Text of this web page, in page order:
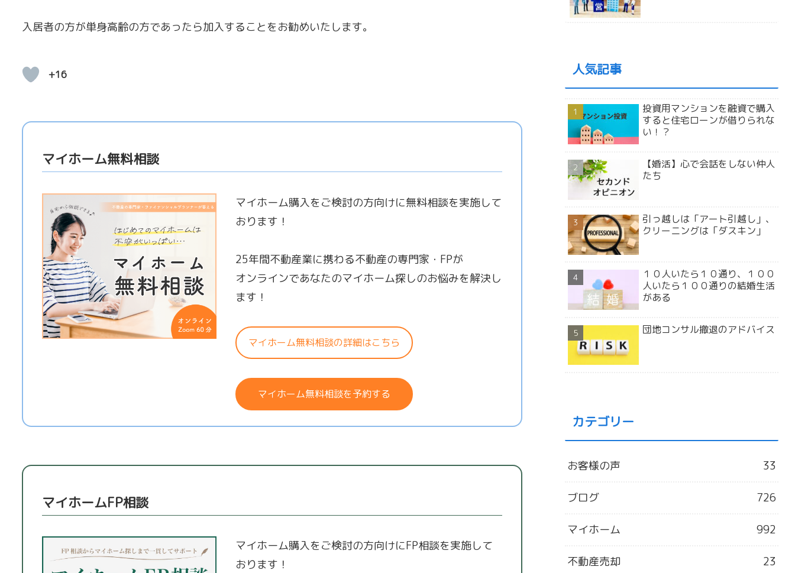
入居者の方が単身高齢の方であったら加入することをお勧めいたします。
+16
マイホーム無料相談
マイホーム購入をご検討の方向けに無料相談を実施して
おります！
25年間不動産業に携わる不動産の専門家・FPが
オンラインであなたのマイホーム探しのお悩みを解決し
ます！
マイホーム無料相談の詳細はこちら
マイホーム無料相談を予約する
マイホームFP相談
マイホーム購入をご検討の方向けにFP相談を実施して
おります！
人気記事
投資用マンションを融資で購入
すると住宅ローンが借りられな
い！？
【婚活】心で会話をしない仲人
たち
引っ越しは「アート引越し」、
クリーニングは「ダスキン」
１０人いたら１０通り、１００
人いたら１００通りの結婚生活
がある
団地コンサル撤退のアドバイス
カテゴリー
お客様の声 33
ブログ 726
マイホーム 992
不動産売却 23